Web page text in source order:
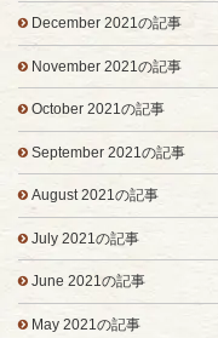
December 2021の記事
November 2021の記事
October 2021の記事
September 2021の記事
August 2021の記事
July 2021の記事
June 2021の記事
May 2021の記事